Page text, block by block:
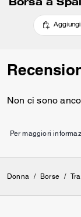
Non ci sono
Per maggiori
Donna / Borse /